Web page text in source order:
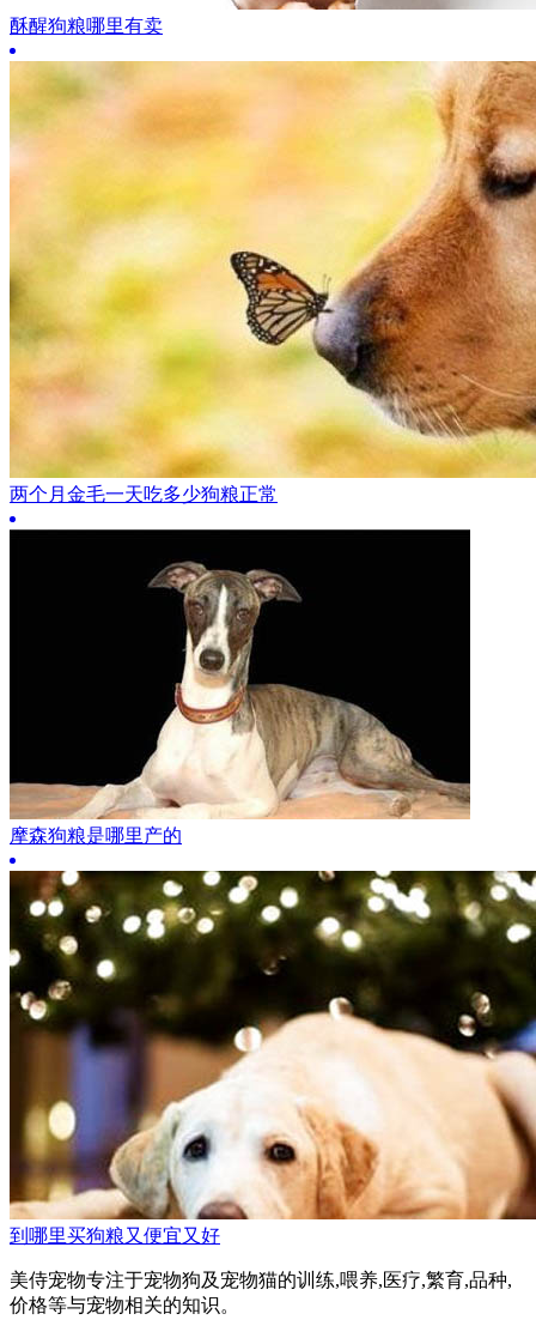
酥醒狗粮哪里有卖
两个月金毛一天吃多少狗粮正常
摩森狗粮是哪里产的
到哪里买狗粮又便宜又好
美侍宠物专注于宠物狗及宠物猫的训练,喂养,医疗,繁育,品种,
价格等与宠物相关的知识。